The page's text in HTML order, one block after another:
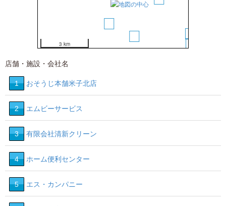
3 km
店舗・施設・会社名
1 おそうじ本舗米子北店
2 エムビーサービス
3 有限会社清新クリーン
4 ホーム便利センター
5 エス・カンパニー